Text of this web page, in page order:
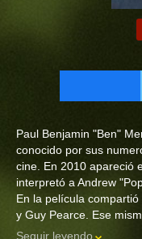
Paul Benjamin "Ben"
conocido por sus
cine. En 2010 apareció
interpretó a Andrew
En la película
y Guy Pearce. Ese
Seguir leyendo